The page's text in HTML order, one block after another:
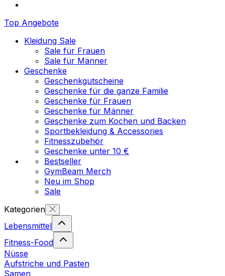
Top Angebote
Kleidung Sale
Sale für Frauen
Sale für Männer
Geschenke
Geschenkgutscheine
Geschenke für die ganze Familie
Geschenke für Frauen
Geschenke für Männer
Geschenke zum Kochen und Backen
Sportbekleidung & Accessories
Fitnesszubehör
Geschenke unter 10 €
Bestseller
GymBeam Merch
Neu im Shop
Sale
Kategorien
Lebensmittel
Fitness-Food
Nüsse
Aufstriche und Pasten
Samen